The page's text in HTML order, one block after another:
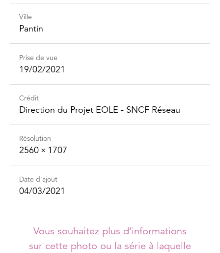
Ville
Pantin
Prise de vue
19/02/2021
Crédit
Direction du Projet EOLE - SNCF Réseau
Résolution
2560 × 1707
Date d'ajout
04/03/2021
Vous souhaitez plus d’informations
sur cette photo ou la série à laquelle